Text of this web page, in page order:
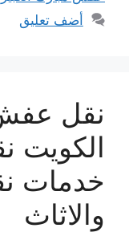
أضف تعليق
نقل
الكويت
خدمات
والاثاث